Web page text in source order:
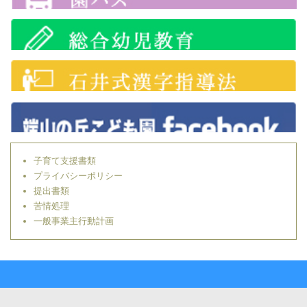
子育て支援書類
プライバシーポリシー
提出書類
苦情処理
一般事業主行動計画